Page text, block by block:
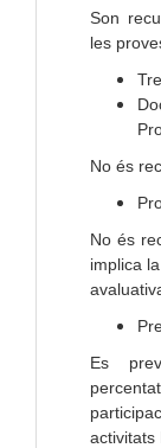
Son
les
No és
No és
implica
Es
activitats